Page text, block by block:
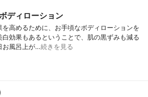
ディローション
高めるために、お手頃なボディローションを
効果もあるということで、肌の黒ずみも減る
お風呂上が…続きを見る